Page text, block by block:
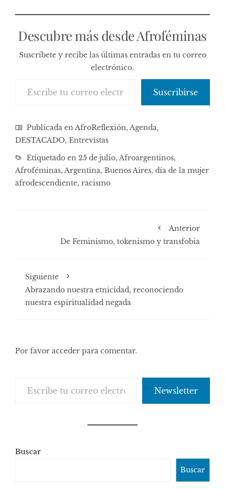
Descubre más desde Afroféminas
Suscríbete y recibe las últimas entradas en tu correo
electrónico.
Suscribirse
Publicada enAfroReflexión, Agenda,
DESTACADO, Entrevistas
Etiquetado en 25 de julio, Afroargentinos,
Afroféminas, Argentina, Buenos Aires, día de la mujer
afrodescendiente, racismo
Anterior
De Feminismo, tokenismo y transfobia
Siguiente
Abrazando nuestra etnicidad, reconociendo
nuestra espiritualidad negada
Por favor acceder para comentar.
Newsletter
Buscar
Buscar